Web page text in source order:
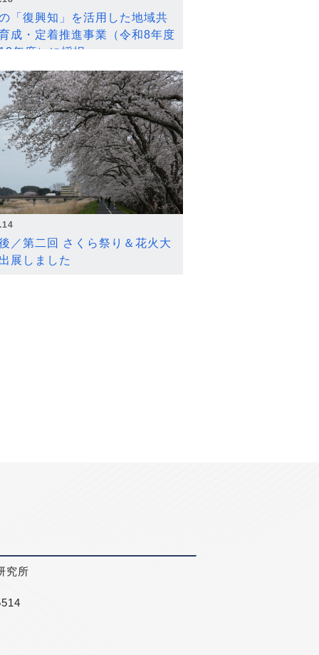
「復興知」を活用した地域共
成・定着推進事業（令和8年度
年度）に採択
／第二回 さくら祭り＆花火大
展しました
究所